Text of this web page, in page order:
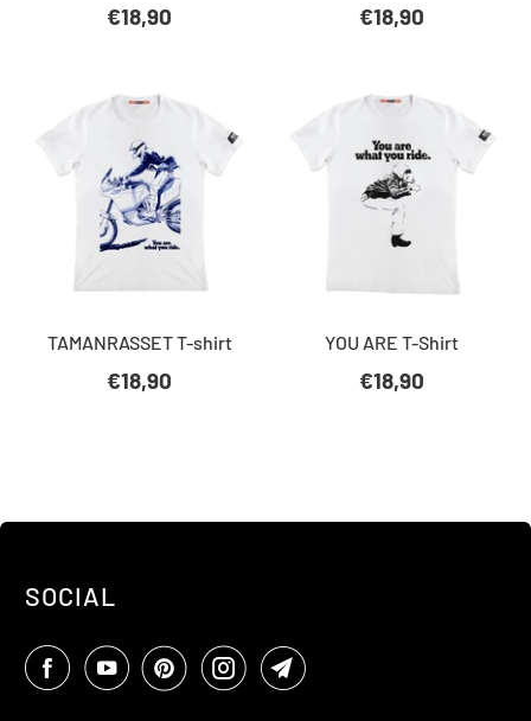
€18,90 €18,90
TAMANRASSET T-shirt
€18,90
YOU ARE T-Shirt
€18,90
SOCIAL